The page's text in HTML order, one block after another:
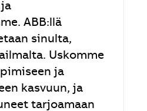
ABB:llä
sinulta,
Uskomme
ja
kasvuun, ja
tarjoamaan